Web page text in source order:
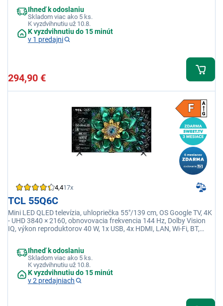
Ihneď k odoslaniu
Skladom viac ako 5 ks.
K vyzdvihnutiu už 10.8.
K vyzdvihnutiu do 15 minút
v 1 predajni
294,90 €
4,417x
TCL 55Q6C
Mini LED QLED televízia, uhlopriečka 55"/139 cm, OS Google TV, 4K
- UHD 3840 × 2160, obnovovacia frekvencia 144 Hz, Dolby Vision
IQ, výkon reproduktorov 40 W, 1x USB, 4x HDMI, LAN, Wi-Fi, BT,
Ihneď k odoslaniu
Skladom viac ako 5 ks.
K vyzdvihnutiu už 10.8.
K vyzdvihnutiu do 15 minút
v 2 predajniach